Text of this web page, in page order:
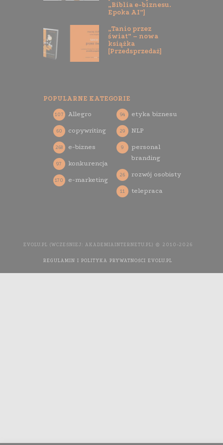
„Biblia e-biznesu.
Epoka AI”]
„Tanio przez
świat” – nowa
książka
[Przedsprzedaż]
POPULARNE KATEGORIE
Allegro
107
copywriting
60
e-biznes
268
konkurencja
97
e-marketing
170
etyka biznesu
94
NLP
29
personal
branding
9
rozwój osobisty
26
telepraca
11
EVOLU.PL (WCZEŚNIEJ: AKADEMIAINTERNETU.PL) © 2010-2026
REGULAMIN I POLITYKA PRYWATNOŚCI EVOLU.PL